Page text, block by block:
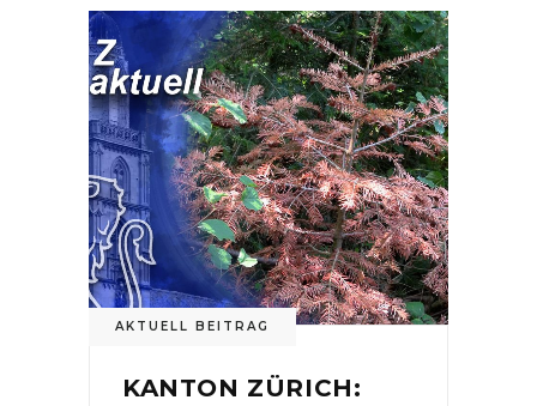
AKTUELL BEITRAG
KANTON ZÜRICH: